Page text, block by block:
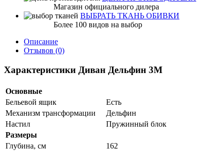
Магазин официального дилера
ВЫБРАТЬ ТКАНЬ ОБИВКИ
Более 100 видов на выбор
Описание
Отзывов (0)
Характеристики Диван Дельфин 3М
Основные
Бельевой ящик
Есть
Механизм трансформации
Дельфин
Настил
Пружинный блок
Размеры
Глубина, см
162